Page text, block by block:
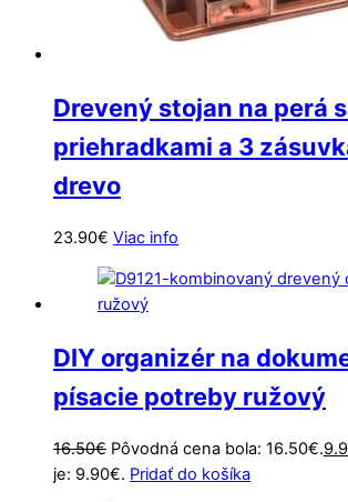
Drevený stojan na perá
priehradkami a 3
drevo
23.90€ Viac info
DIY organizér na
písacie potreby ružový
16.50€ Pôvodná cena bola: 16.50€.
je: 9.90€. Pridať do košíka